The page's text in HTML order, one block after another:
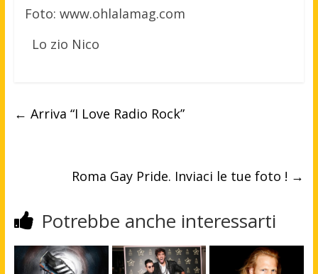
Foto: www.ohlalamag.com
Lo zio Nico
← Arriva “I Love Radio Rock”
Roma Gay Pride. Inviaci le tue foto ! →
Potrebbe anche interessarti